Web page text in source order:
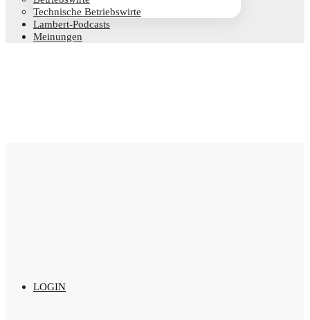
Tech­ni­sche Betriebswirte
Lam­­bert-Pod­­casts
Mei­nun­gen
LOGIN